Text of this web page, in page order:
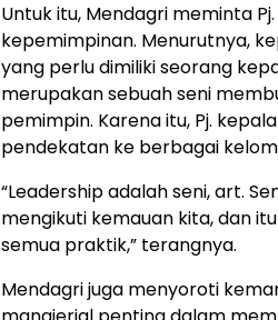
Untuk itu, Mendagri meminta
kepemimpinan. Menurutnya,
yang perlu dimiliki seorang
merupakan sebuah seni
pemimpin. Karena itu, Pj.
pendekatan ke berbagai
“Leadership adalah seni, art.
mengikuti kemauan kita, dan
semua praktik,” terangnya.
Mendagri juga menyoroti